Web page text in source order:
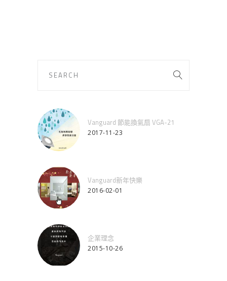
Vanguard 節能換氣扇 VGA-21
2017-11-23
Vanguard新年快樂
2016-02-01
企業理念
2015-10-26